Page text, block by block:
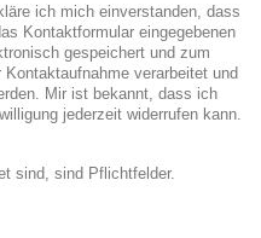
ich mich einverstanden, dass
Kontaktformular eingegebenen
gespeichert und zum
Kontaktaufnahme verarbeitet und
Mir ist bekannt, dass ich
jederzeit widerrufen kann.
sind, sind Pflichtfelder.